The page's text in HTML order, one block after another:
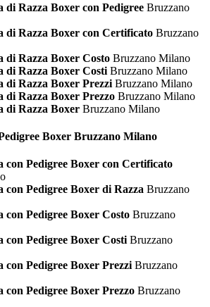
di Razza Boxer con Pedigree Bruzzano
di Razza Boxer con Certificato Bruzzano
di Razza Boxer Costo Bruzzano Milano
di Razza Boxer Costi Bruzzano Milano
di Razza Boxer Prezzi Bruzzano Milano
di Razza Boxer Prezzo Bruzzano Milano
di Razza Boxer Bruzzano Milano
Boxer Bruzzano Milano
con Pedigree Boxer con Certificato
con Pedigree Boxer di Razza Bruzzano
con Pedigree Boxer Costo Bruzzano
con Pedigree Boxer Costi Bruzzano
con Pedigree Boxer Prezzi Bruzzano
con Pedigree Boxer Prezzo Bruzzano